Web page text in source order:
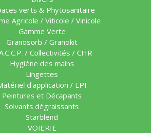
verts & Phytosanitaire
Agricole / Viticole / Vinicole
Gamme Verte
Granosorb / Granokit
/ Collectivités / CHR
Hygiène des mains
Lingettes
d'application / EPI
Peintures et Décapants
Solvants dégraissants
Starblend
VOIERIE